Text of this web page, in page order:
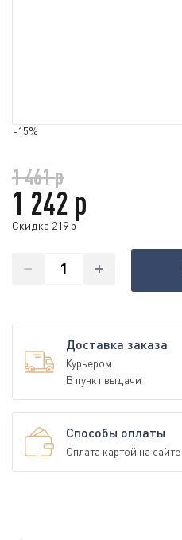
-15%
1 461 р
1 242 р
Скидка 219 р
Доставка заказа
Курьером
В пункт выдачи
Способы оплаты
Оплата картой на сайте